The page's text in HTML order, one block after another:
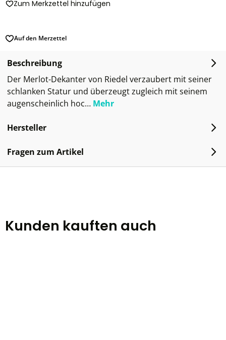
Zum Merkzettel hinzufügen
Auf den Merzettel
Beschreibung
Der Merlot-Dekanter von Riedel verzaubert mit seiner
schlanken Statur und überzeugt zugleich mit seinem
augenscheinlich hoc… Mehr
Hersteller
Fragen zum Artikel
Kunden kauften auch